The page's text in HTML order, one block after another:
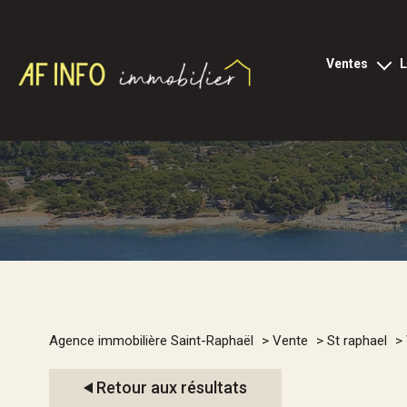
ventes
appartements
villas
terrains
locaux
Agence immobilière Saint-Raphaël Vente St raphael
Retour aux résultats